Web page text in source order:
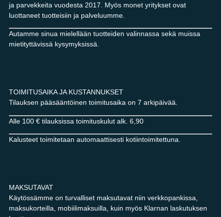
ja parvekkeita vuodesta 2017. Myös monet yritykset ovat
luottaneet tuotteisiin ja palveluumme.
Autamme sinua mielellään tuotteiden valinnassa sekä muissa
mietityttävissä kysymyksissä.
TOIMITUSAIKA JA KUSTANNUKSET
Tilauksen pääsääntöinen toimitusaika on 7 arkipäivää.
Alle 100 € tilauksissa toimituskulut alk. 6,90
Kalusteet toimitetaan automaattisesti kotiintoimitettuna.
MAKSUTAVAT
Käytössämme on turvalliset maksutavat niin verkkopankissa,
maksukorteilla, mobiilimaksuilla, kuin myös Klarnan laskutuksen